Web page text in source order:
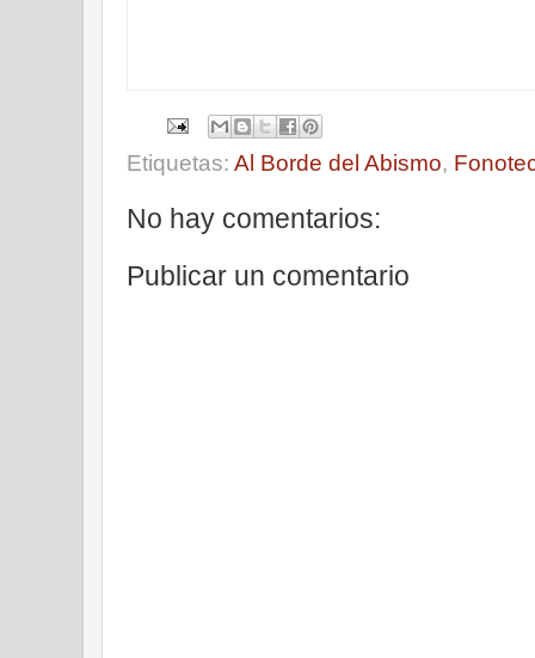
Etiquetas: Al Borde del Abismo,
No hay comentarios:
Publicar un comentario